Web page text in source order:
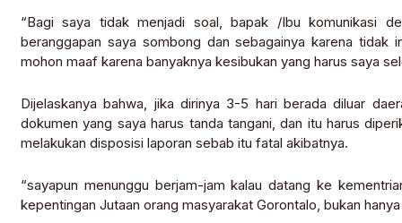
“Bagi saya tidak menjadi soal, bapak /Ibu komunikasi
beranggapan saya sombong dan sebagainya karena tidak
mohon maaf karena banyaknya kesibukan yang harus saya
Dijelaskanya bahwa, jika dirinya 3-5 hari berada diluar
dokumen yang saya harus tanda tangani, dan itu harus
melakukan disposisi laporan sebab itu fatal akibatnya.
“sayapun menunggu berjam-jam kalau datang ke
kepentingan Jutaan orang masyarakat Gorontalo, bukan